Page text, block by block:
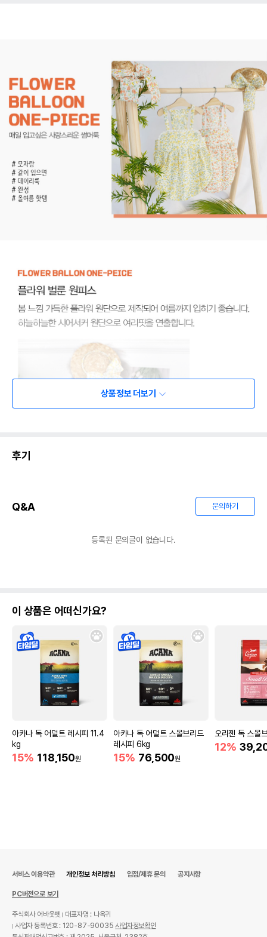
상품정보 더보기
후기
Q&A 문의하기
등록된 문의글이 없습니다.
이 상품은 어떠신가요?
아카나 독 어덜트 레시피 11.4
kg
15% 118,150원
아카나 독 어덜트 스몰브리드
레시피 6kg
15% 76,500원
오리젠 독 스몰
12%
서비스 이용약관 개인정보 처리방침 입점/제휴 문의 공지사항
PC버전으로 보기
주식회사 어바웃펫
대표자명 : 나옥귀
사업자 등록번호 : 120-87-90035사업자정보확인